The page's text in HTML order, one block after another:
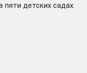
детских садах.